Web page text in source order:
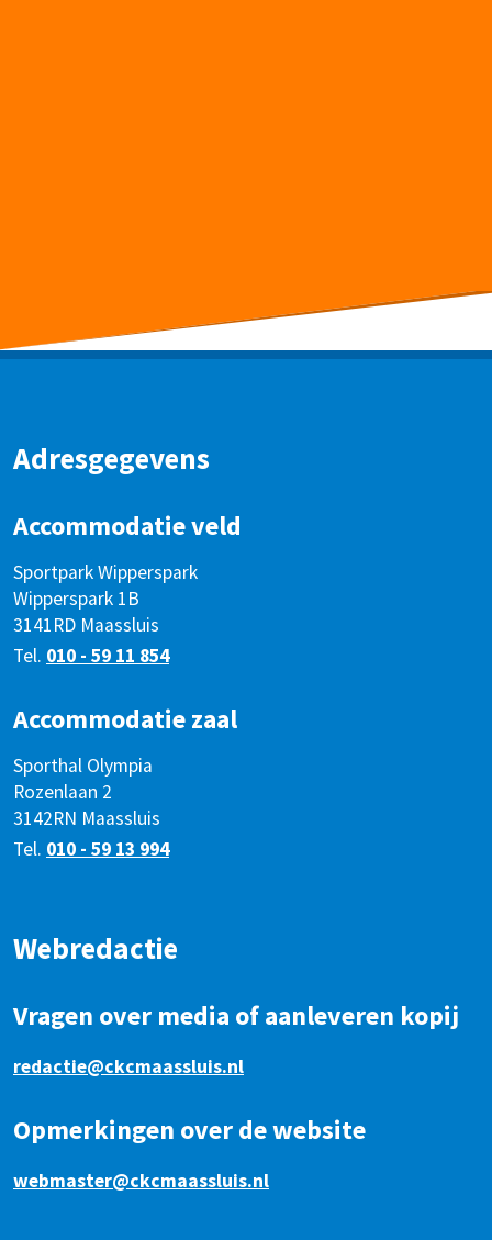
Adresgegevens
Accommodatie veld
Sportpark Wipperspark
Wipperspark 1B
3141RD Maassluis
Tel. 010 - 59 11 854
Accommodatie zaal
Sporthal Olympia
Rozenlaan 2
3142RN Maassluis
Tel. 010 - 59 13 994
Webredactie
Vragen over media of aanleveren kopij
redactie@ckcmaassluis.nl
Opmerkingen over de website
webmaster@ckcmaassluis.nl